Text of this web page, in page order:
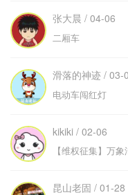
张大晨 / 04-06
二厢车
滑落的神迹 / 03-
电动车闯红灯
kikiki / 02-06
【维权征集】万
昆山老固 / 01-28